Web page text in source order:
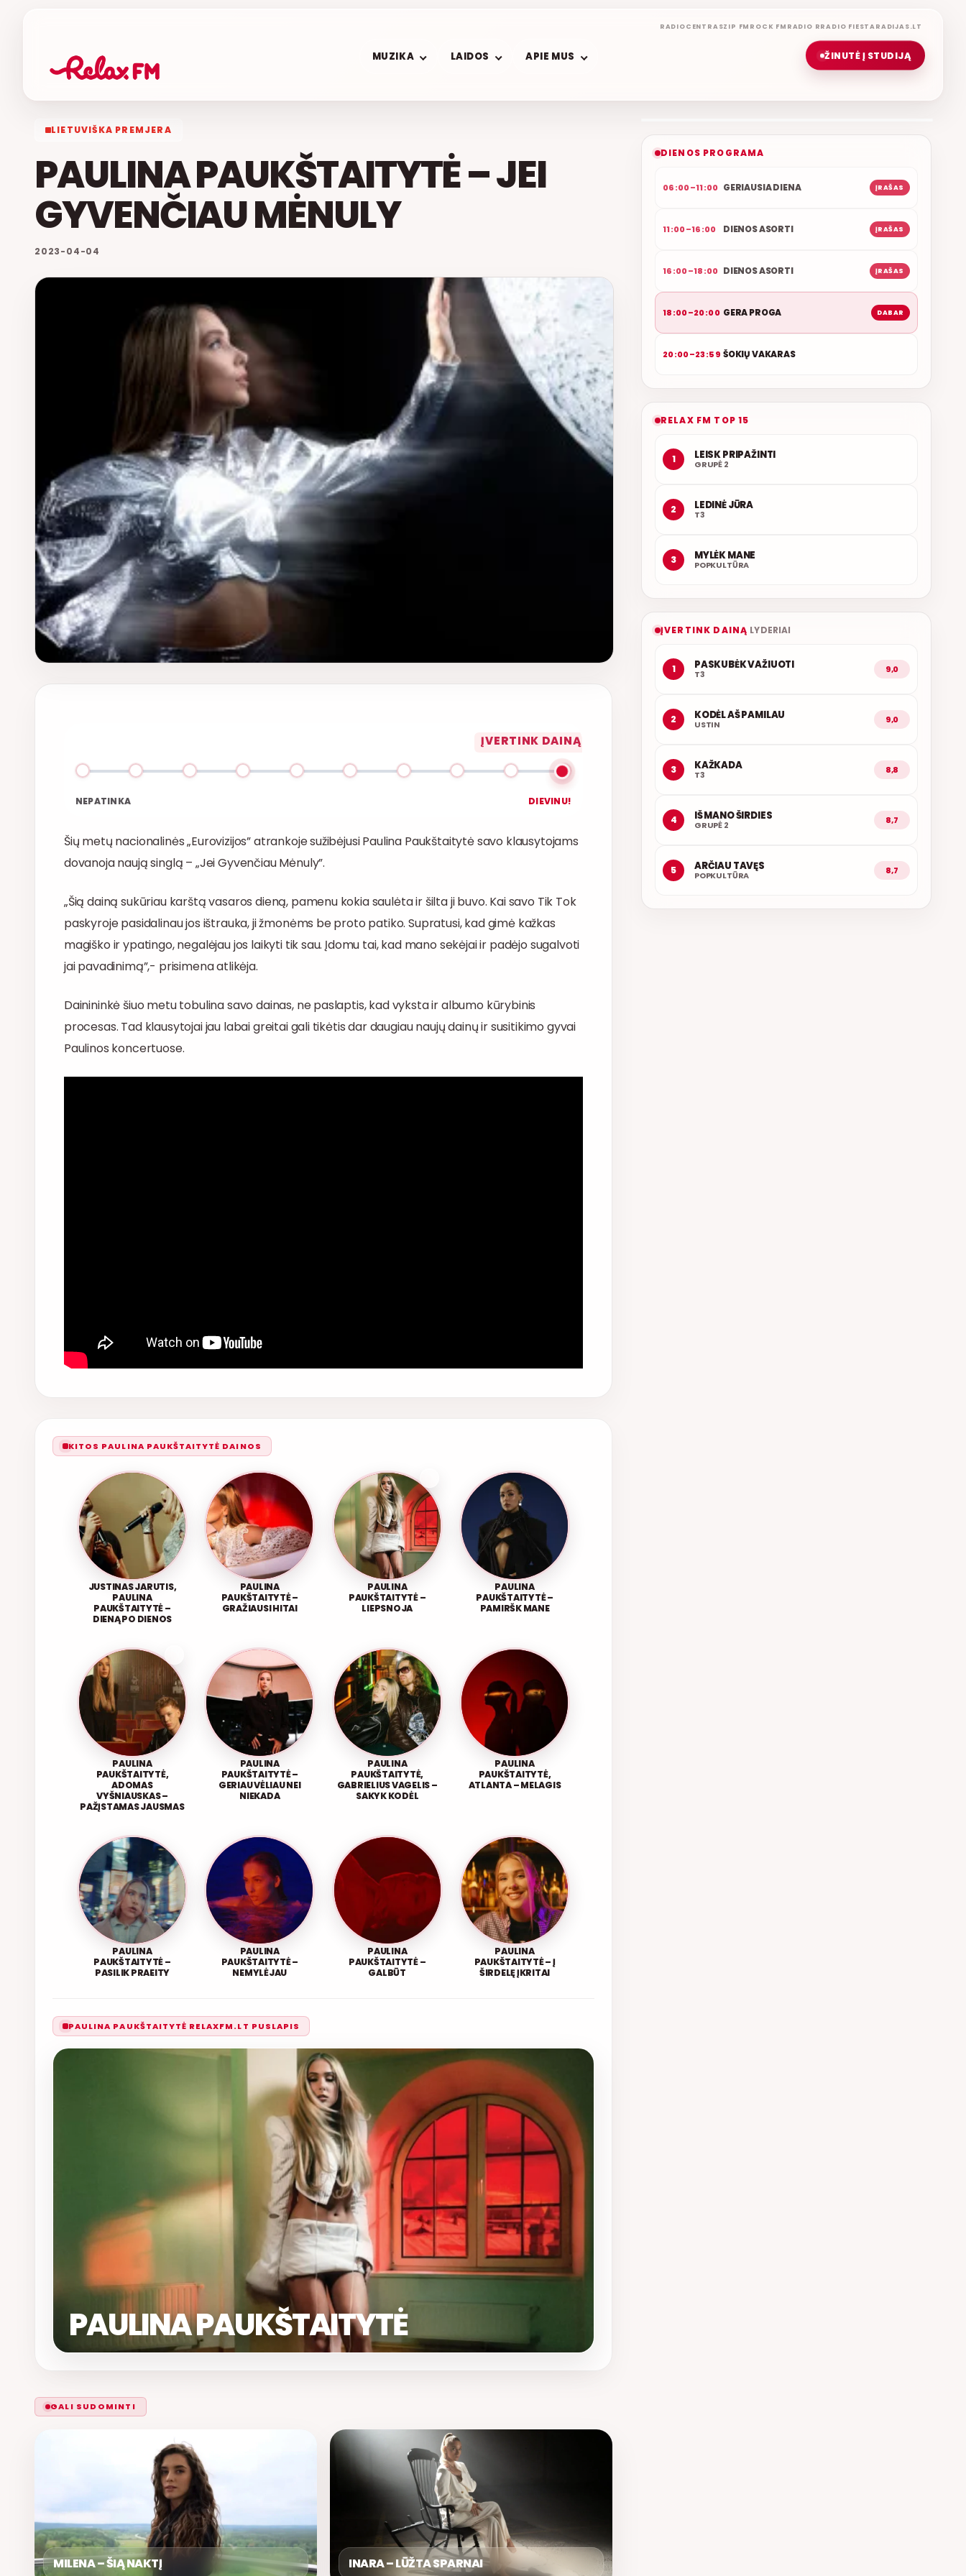
RADIOCENTRASZIP FM ROCK FM RADIO RRADIO FIESTARADIJAS.LT
ŽINUTĖ Į STUDIJĄ
MUZIKA LAIDOS APIE MUS
LIETUVIŠKA PREMJERA
PAULINA PAUKŠTAITYTĖ – JEI
GYVENČIAU MĖNULY
2023-04-04
ĮVERTINK DAINĄ
NEPATINKA DIEVINU!
Šių metų nacionalinės „Eurovizijos” atrankoje sužibėjusi Paulina Paukštaitytė savo klausytojams
dovanoja naują singlą – „Jei Gyvenčiau Mėnuly”.
„Šią dainą sukūriau karštą vasaros dieną, pamenu kokia saulėta ir šilta ji buvo. Kai savo Tik Tok
paskyroje pasidalinau jos ištrauka, ji žmonėms be proto patiko. Supratusi, kad gimė kažkas
magiško ir ypatingo, negalėjau jos laikyti tik sau. Įdomu tai, kad mano sekėjai ir padėjo sugalvoti
jai pavadinimą”,- prisimena atlikėja.
Dainininkė šiuo metu tobulina savo dainas, ne paslaptis, kad vyksta ir albumo kūrybinis
procesas. Tad klausytojai jau labai greitai gali tikėtis dar daugiau naujų dainų ir susitikimo gyvai
Paulinos koncertuose.
KITOS PAULINA PAUKŠTAITYTĖ DAINOS
JUSTINAS JARUTIS,
PAULINA
PAUKŠTAITYTĖ –
DIENĄ PO DIENOS
PAULINA
PAUKŠTAITYTĖ –
GRAŽIAUSI HITAI
PAULINA
PAUKŠTAITYTĖ –
LIEPSNOJA
PAULINA
PAUKŠTAITYTĖ –
PAMIRŠK MANE
PAULINA
PAUKŠTAITYTĖ,
ADOMAS
VYŠNIAUSKAS –
PAŽĮSTAMAS JAUSMAS
PAULINA
PAUKŠTAITYTĖ –
GERIAU VĖLIAU NEI
NIEKADA
PAULINA
PAUKŠTAITYTĖ,
GABRIELIUS VAGELIS –
SAKYK KODĖL
PAULINA
PAUKŠTAITYTĖ,
ATLANTA – MELAGIS
PAULINA
PAUKŠTAITYTĖ –
PASILIK PRAEITY
PAULINA
PAUKŠTAITYTĖ –
NEMYLĖJAU
PAULINA
PAUKŠTAITYTĖ –
GALBŪT
PAULINA
PAUKŠTAITYTĖ – Į
ŠIRDELĘ ĮKRITAI
PAULINA PAUKŠTAITYTĖ RELAXFM.LT PUSLAPIS
PAULINA PAUKŠTAITYTĖ
GALI SUDOMINTI
MILENA – ŠIĄ NAKTĮ INARA – LŪŽTA SPARNAI
ETERYJE
GERA PROGA SVEIKINIMŲ LAIDA
DIENOS PROGRAMA
06:00–11:00 GERIAUSIA DIENA ĮRAŠAS
11:00–16:00 DIENOS ASORTI ĮRAŠAS
16:00–18:00 DIENOS ASORTI ĮRAŠAS
18:00–20:00 GERA PROGA DABAR
20:00–23:59 ŠOKIŲ VAKARAS
RELAX FM TOP 15
1 LEISK PRIPAŽINTI
GRUPĖ 2
2 LEDINĖ JŪRA
T3
3 MYLĖK MANE
POPKULTŪRA
ĮVERTINK DAINĄ LYDERIAI
1 PASKUBĖK VAŽIUOTI
T3 9,0
2 KODĖL AŠ PAMILAU
USTIN 9,0
3 KAŽKADA
T3 8,8
4 IŠ MANO ŠIRDIES
GRUPĖ 2 8,7
5 ARČIAU TAVĘS
POPKULTŪRA 8,7